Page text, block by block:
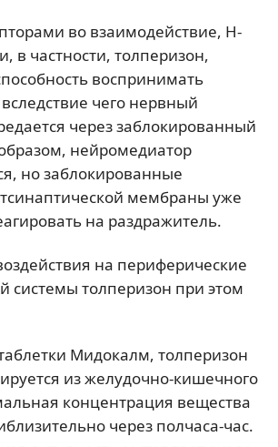
во взаимодействие, Н-
в частности, толперизон,
воспринимать
чего нервный
через заблокированный
нейромедиатор
но заблокированные
мембраны уже
на раздражитель.
на периферические
системы толперизон при этом
Мидокалм, толперизон
из желудочно-кишечного
концентрация вещества
через полчаса-час.